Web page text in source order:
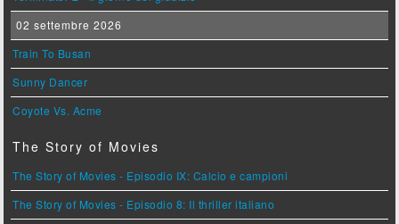
02 settembre 2026
Train To Busan
Sunny Dancer
Coyote Vs. Acme
The Story of Movies
The Story of Movies - Episodio IX: Calcio e campioni
The Story of Movies - Episodio 8: Il thriller italiano